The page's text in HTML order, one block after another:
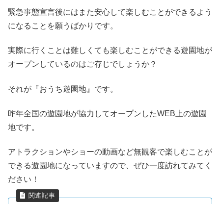
緊急事態宣言後にはまた安心して楽しむことができるよう
になることを願うばかりです。
実際に行くことは難しくても楽しむことができる遊園地が
オープンしているのはご存じでしょうか？
それが『おうち遊園地』です。
昨年全国の遊園地が協力してオープンしたWEB上の遊園
地です。
アトラクションやショーの動画など無観客で楽しむことが
できる遊園地になっていますので、ぜひ一度訪れてみてく
ださい！